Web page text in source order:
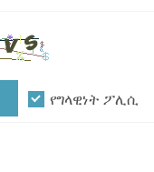
የግላዊነት ፖሊሲ